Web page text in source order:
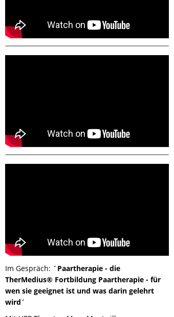
Im Gespräch: ´Paartherapie - die
TherMedius® Fortbildung Paartherapie - für
wen sie geeignet ist und was darin gelehrt
wird´